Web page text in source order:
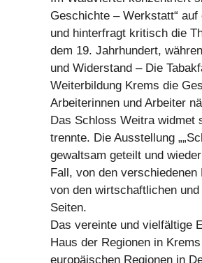
Geschichte – Werkstatt“
und hinterfragt kritisch die
dem 19. Jahrhundert,
und Widerstand – Die
Weiterbildung Krems die
Arbeiterinnen und Arbeiter
Das Schloss Weitra widmet
trennte. Die Ausstellung
gewaltsam geteilt und
Fall, von den verschiedenen
von den wirtschaftlichen
Seiten.
Das vereinte und vielfältige
Haus der Regionen in
europäischen Regionen in